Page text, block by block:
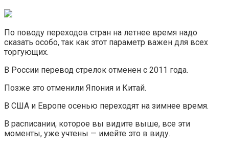
По поводу переходов стран на летнее время надо
сказать особо, так как этот параметр важен для всех
торгующих.
В России перевод стрелок отменен с 2011 года.
Позже это отменили Япония и Китай.
В США и Европе осенью переходят на зимнее время.
В расписании, которое вы видите выше, все эти
моменты, уже учтены — имейте это в виду.